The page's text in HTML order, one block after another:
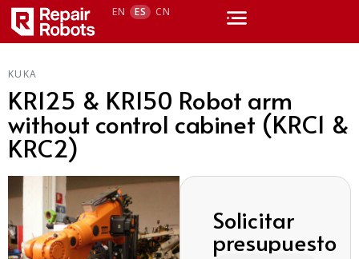
EN ES CN
KUKA
KR125 & KR150 Robot arm
without control cabinet (KRC1 &
KRC2)
Solicitar
presupuesto